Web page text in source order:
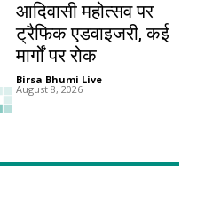
आदिवासी महोत्सव पर
ट्रैफिक एडवाइजरी, कई
मार्गों पर रोक
Birsa Bhumi Live -
August 8, 2026